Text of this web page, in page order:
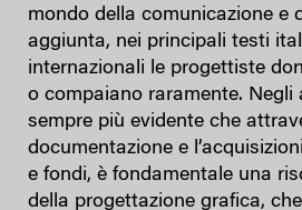
mondo della comunicazione e
aggiunta, nei principali testi
internazionali le progettiste
o compaiano raramente. Negli
sempre più evidente che
documentazione e
e fondi, è fondamentale una
della progettazione grafica,